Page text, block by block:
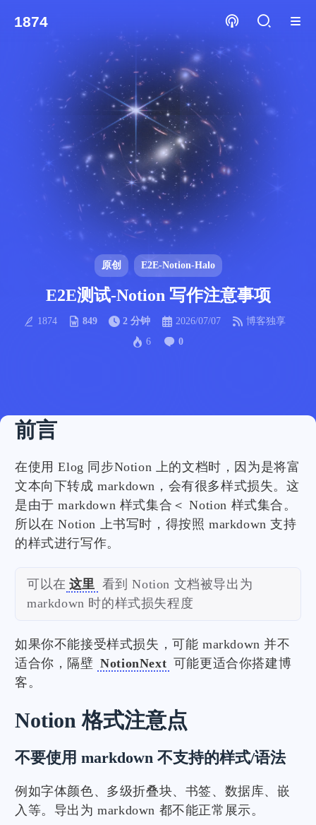
1874
原创 E2E-Notion-Halo
E2E测试-Notion 写作注意事项
1874 849 2 分钟 2026/07/07
博客独享
6
0
前言
在使用 Elog 同步Notion 上的文档时，因为是将富
文本向下转成 markdown，会有很多样式损失。这
是由于 markdown 样式集合＜ Notion 样式集合。
所以在 Notion 上书写时，得按照 markdown 支持
的样式进行写作。
可以在 这里 看到 Notion 文档被导出为
markdown 时的样式损失程度
如果你不能接受样式损失，可能 markdown 并不
适合你，隔壁 NotionNext 可能更适合你搭建博
客。
Notion 格式注意点
不要使用 markdown 不支持的样式/语法
例如字体颜色、多级折叠块、书签、数据库、嵌
入等。导出为 markdown 都不能正常展示。